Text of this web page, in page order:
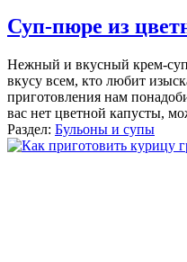
Суп-пюре из
Нежный и вкусный крем-суп
вкусу всем, кто любит
приготовления нам
вас нет цветной капусты,
Раздел: Бульоны и супы